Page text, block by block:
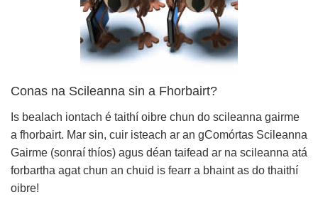
Conas na Scileanna sin a Fhorbairt?
Is bealach iontach é taithí oibre chun do scileanna gairme
a fhorbairt. Mar sin, cuir isteach ar an gComórtas Scileanna
Gairme (sonraí thíos) agus déan taifead ar na scileanna atá
forbartha agat chun an chuid is fearr a bhaint as do thaithí
oibre!